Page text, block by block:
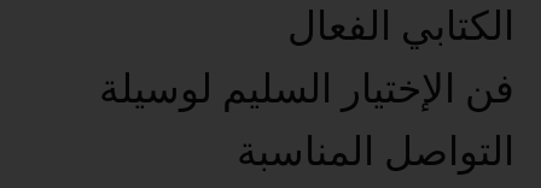
الكتابي الفعال
فن الإختيار السليم لوسيلة
التواصل المناسبة